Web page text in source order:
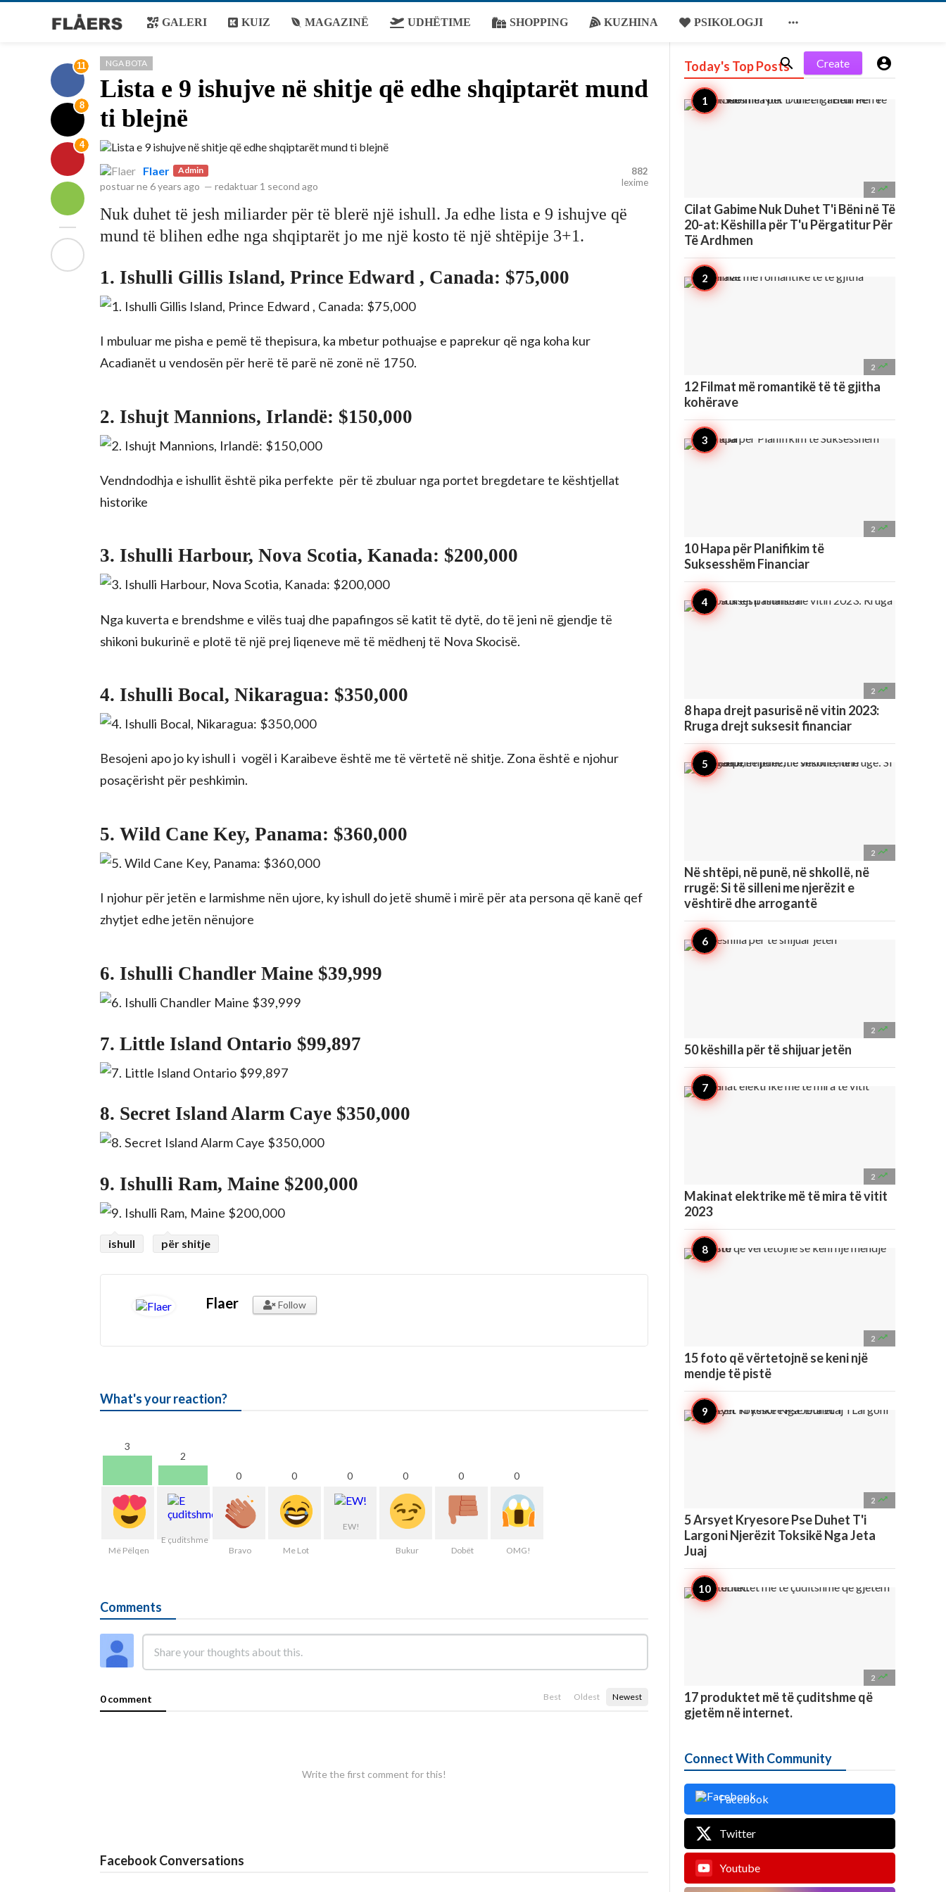
GALERI KUIZ MAGAZINË UDHËTIME SHOPPING KUZHINA PSIKOLOGJI 
 Create 
11
8
4
NGA BOTA
Lista e 9 ishujve në shitje që edhe shqiptarët mund
ti blejnë
Flaer Admin
postuar ne6 years ago — redaktuar 1 second ago
882
lexime
Nuk duhet të jesh miliarder për të blerë një ishull. Ja edhe lista e 9 ishujve që
mund të blihen edhe nga shqiptarët jo me një kosto të një shtëpije 3+1.
1. Ishulli Gillis Island, Prince Edward , Canada: $75,000
I mbuluar me pisha e pemë të thepisura, ka mbetur pothuajse e paprekur që nga koha kur
Acadianët u vendosën për herë të parë në zonë në 1750.
2. Ishujt Mannions, Irlandë: $150,000
Vendndodhja e ishullit është pika perfekte për të zbuluar nga portet bregdetare te kështjellat
historike
3. Ishulli Harbour, Nova Scotia, Kanada: $200,000
Nga kuverta e brendshme e vilës tuaj dhe papafingos së katit të dytë, do të jeni në gjendje të
shikoni bukurinë e plotë të një prej liqeneve më të mëdhenj të Nova Skocisë.
4. Ishulli Bocal, Nikaragua: $350,000
Besojeni apo jo ky ishull i vogël i Karaibeve është me të vërtetë në shitje. Zona është e njohur
posaçërisht për peshkimin.
5. Wild Cane Key, Panama: $360,000
I njohur për jetën e larmishme nën ujore, ky ishull do jetë shumë i mirë për ata persona që kanë qef
zhytjet edhe jetën nënujore
6. Ishulli Chandler Maine $39,999
7. Little Island Ontario $99,897
8. Secret Island Alarm Caye $350,000
9. Ishulli Ram, Maine $200,000
ishull për shitje
Flaer Follow
What's your reaction?
3
Më Pëlqen
2
E çuditshme
0
Bravo
0
Me Lot
0
EW!
0
Bukur
0
Dobët
0
OMG!
Comments
0 comment Best Oldest Newest
Write the first comment for this!
Facebook Conversations
Today's TopPosts
2 
Cilat Gabime Nuk Duhet T'i Bëni në Të
20-at: Këshilla për T'u Përgatitur Për
Të Ardhmen
2 
12 Filmat më romantikë të të gjitha
kohërave
2 
10 Hapa për Planifikim të
Suksesshëm Financiar
2 
8 hapa drejt pasurisë në vitin 2023:
Rruga drejt suksesit financiar
2 
Në shtëpi, në punë, në shkollë, në
rrugë: Si të silleni me njerëzit e
vështirë dhe arrogantë
2 
50 këshilla për të shijuar jetën
2 
Makinat elektrike më të mira të vitit
2023
2 
15 foto që vërtetojnë se keni një
mendje të pistë
2 
5 Arsyet Kryesore Pse Duhet T'i
Largoni Njerëzit Toksikë Nga Jeta
Juaj
2 
17 produktet më të çuditshme që
gjetëm në internet.
Connect With Community
Facebook
Twitter
Youtube